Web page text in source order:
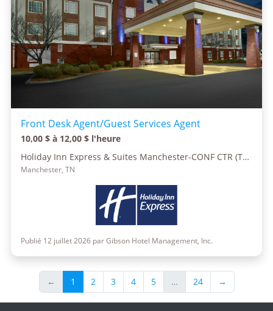
Front Desk Agent/Guest Services Agent
10,00 $ à 12,00 $ l'heure
Holiday Inn Express & Suites Manchester-CONF CTR (Tullahoma)
Manchester, TN
Publié 12 juillet 2026 par Gibson Hotel Management, Inc.
← 1 2 3 4 5 … 24 →